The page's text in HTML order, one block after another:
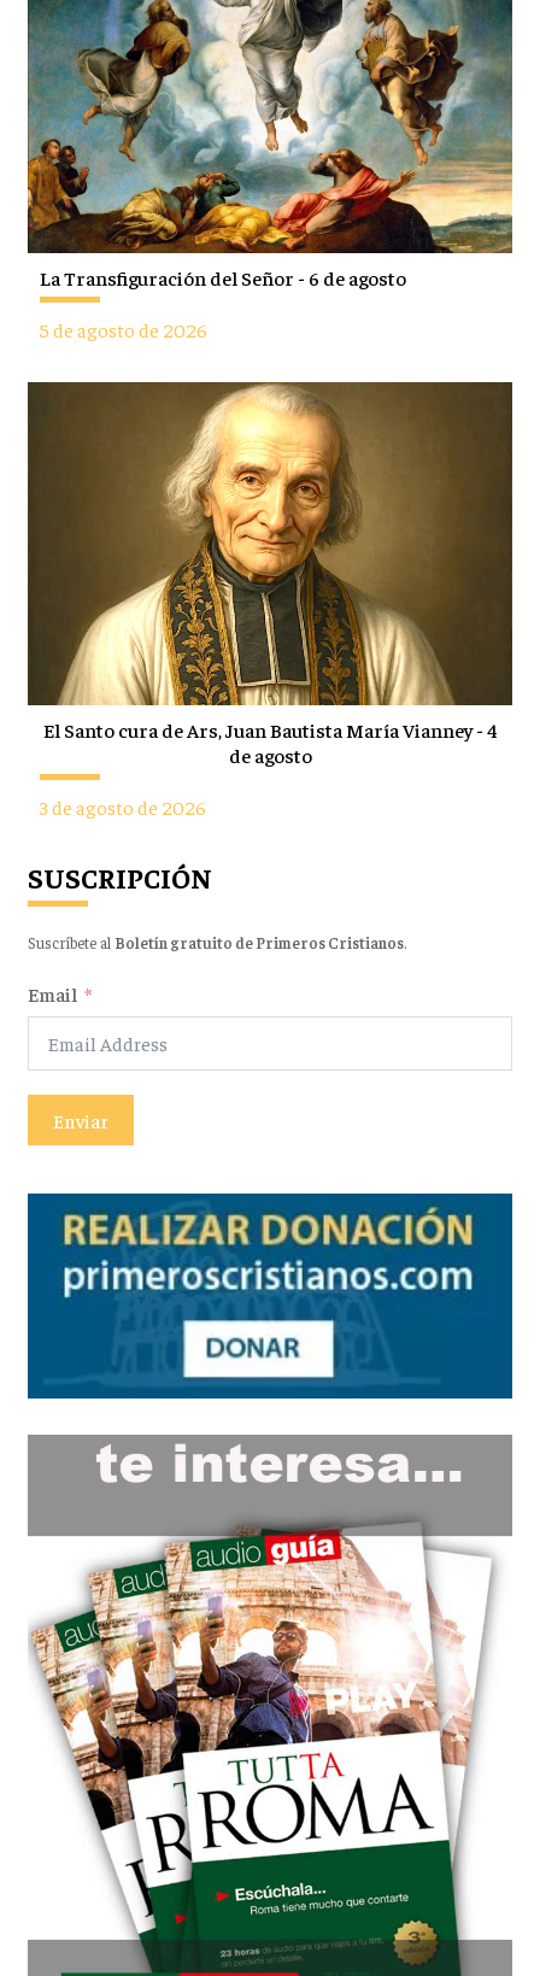
La Transfiguración del Señor - 6 de agosto
5 de agosto de 2026
El Santo cura de Ars, Juan Bautista María Vianney - 4
de agosto
3 de agosto de 2026
SUSCRIPCIÓN
Suscríbete al Boletín gratuito de Primeros Cristianos.
Email
Enviar